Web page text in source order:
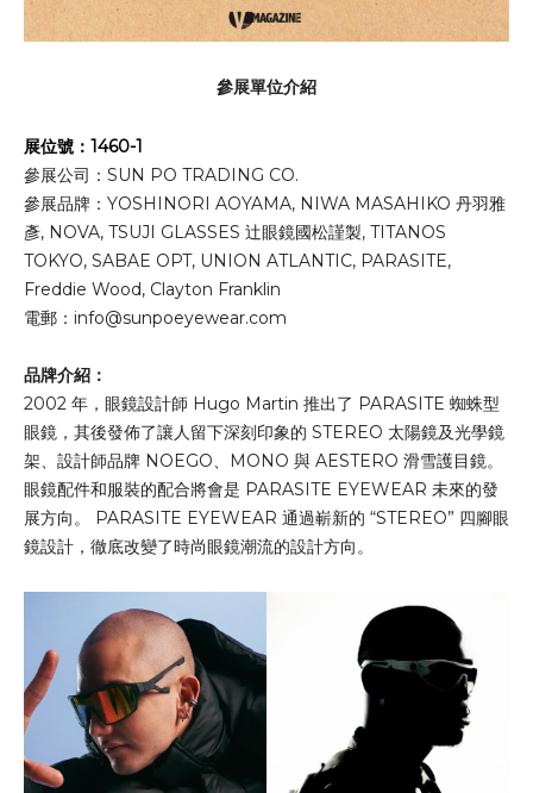
參展單位介紹
展位號：1460-1
參展公司：SUN PO TRADING CO.
參展品牌：YOSHINORI AOYAMA, NIWA MASAHIKO 丹羽雅
彥, NOVA, TSUJI GLASSES 辻眼鏡國松謹製, TITANOS
TOKYO, SABAE OPT, UNION ATLANTIC, PARASITE,
Freddie Wood, Clayton Franklin
電郵： info@sunpoeyewear.com
品牌介紹：
2002 年，眼鏡設計師 Hugo Martin 推出了 PARASITE 蜘蛛型
眼鏡，其後發佈了讓人留下深刻印象的 STEREO 太陽鏡及光學鏡
架、設計師品牌 NOEGO、MONO 與 AESTERO 滑雪護目鏡。
眼鏡配件和服裝的配合將會是 PARASITE EYEWEAR 未來的發
展方向。 PARASITE EYEWEAR 通過嶄新的 “STEREO” 四腳眼
鏡設計，徹底改變了時尚眼鏡潮流的設計方向。